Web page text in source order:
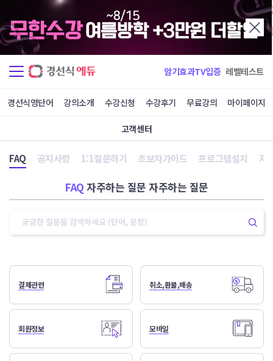
암기효과TV입증 레벨테스트
경선식영단어 강의소개 수강신청 수강후기 무료강의 마이페이지
고객센터
FAQ 공지사항 1:1질문하기 초보자가이드 프로그램설치 저
FAQ 자주하는 질문 자주하는 질문
결제관련 취소,환불,배송
회원정보 모바일